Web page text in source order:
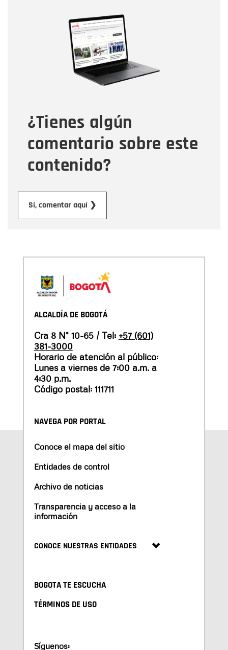
¿Tienes algún
comentario sobre este
contenido?
Sí, comentar aquí ❯
Correo electrónico
Tipo de comentario
Mensaje
ALCALDÍA DE BOGOTÁ
Cra 8 N° 10-65 / Tel: +57 (601)
381-3000
Horario de atención al público:
Lunes a viernes de 7:00 a.m. a
4:30 p.m.
Código postal: 111711
NAVEGA POR PORTAL
Conoce el mapa del sitio
Entidades de control
Archivo de noticias
Transparencia y acceso a la
información
CONOCE NUESTRAS ENTIDADES
BOGOTA TE ESCUCHA
TÉRMINOS DE USO
Síguenos: